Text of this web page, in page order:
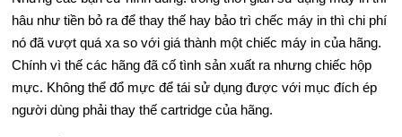
N
G
hâu như tiền bỏ ra để thay thế hay bảo trì chếc máy in thì chi phí
nó đã vượt quá xa so với giá thành một chiếc máy in của hãng.
Chính vì thế các hãng đã cố tình sản xuất ra nhưng chiếc hộp
mực. Không thể đổ mực để tái sử dụng được với mục đích ép
người dùng phải thay thế cartridge của hãng.